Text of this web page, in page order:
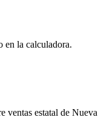
en la calculadora.
ventas estatal de Nueva